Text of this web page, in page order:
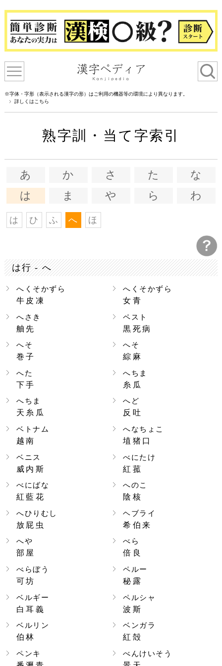
※字体・字形（表示される漢字の形）はご利用の機器等の環境により異なります。
詳しくはこちら
熟字訓・当て字索引
あ か さ た
な
は
ま や ら わ
は ひ ふ へ ほ
は行 - へ
へくそかずら
牛皮凍
へくそかずら
女青
へさき
舳先
ペスト
黒死病
へそ
巻子
へそ
綜麻
へた
下手
へちま
糸瓜
へちま
天糸瓜
へど
反吐
ベトナム
越南
へなちょこ
埴猪口
ベニス
威内斯
べにたけ
紅菰
べにばな
紅藍花
へのこ
陰核
へひりむし
放屁虫
ヘブライ
希伯来
へや
部屋
べら
倍良
べらぼう
可坊
ペルー
秘露
ベルギー
白耳義
ペルシャ
波斯
ベルリン
伯林
ベンガラ
紅殻
ペンキ べんけいそう